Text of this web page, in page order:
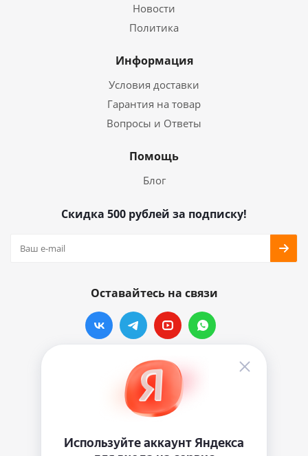
Новости
Политика
Информация
Условия доставки
Гарантия на товар
Вопросы и Ответы
Помощь
Блог
Скидка 500 рублей за подписку!
Оставайтесь на связи
Наши контакты
info@vinylmarkt.ru